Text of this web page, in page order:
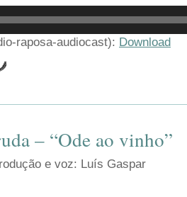
raposa-audiocast): Download
– “Ode ao vinho”
e voz: Luís Gaspar